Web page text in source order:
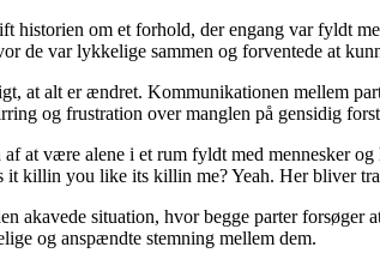
om et forhold, der engang var fyldt
de var lykkelige sammen og forventede at
at alt er ændret. Kommunikationen mellem
og frustration over manglen på gensidig
at være alene i et rum fyldt med mennesker
killin you like its killin me? Yeah. Her bliver
akavede situation, hvor begge parter
og anspændte stemning mellem dem.